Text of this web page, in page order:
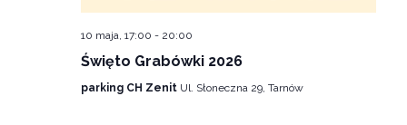
10 maja, 17:00 - 20:00
Święto Grabówki 2026
parking CH Zenit Ul. Słoneczna 29, Tarnów